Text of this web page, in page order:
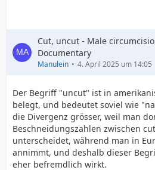
Cut, uncut - Male
Documentary
Manulein 4. April 2025 um 14:05
Der Begriff "uncut" ist in
belegt, und bedeutet soviel wie
die Divergenz grösser, weil man
Beschneidungszahlen zwischen
unterscheidet, während man in
annimmt, und deshalb dieser
eher befremdlich wirkt.